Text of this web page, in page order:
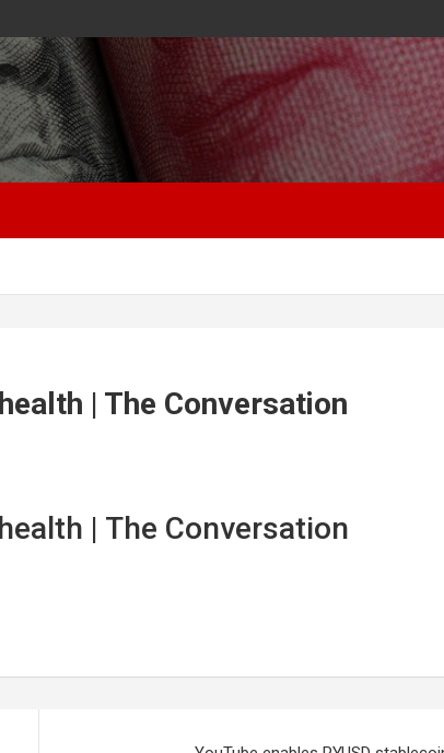
| The Conversation
| The Conversation